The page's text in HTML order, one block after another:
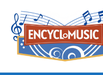
content